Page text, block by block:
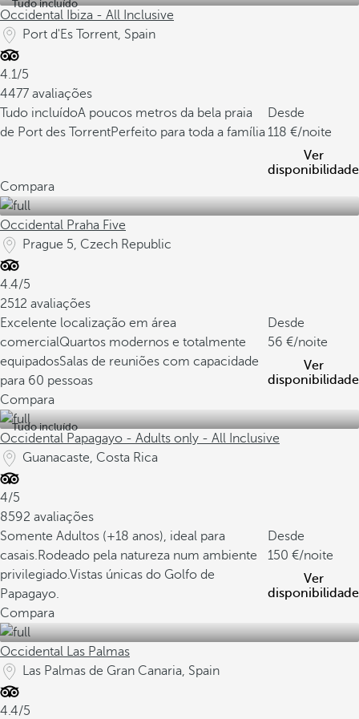
Tudo incluído
Occidental Ibiza - All Inclusive
Port d'Es Torrent, Spain
4.1/5
4477 avaliações
Tudo incluídoA poucos metros da bela praia
de Port des TorrentPerfeito para toda a família
Desde
118
/noite
Ver
disponibilidade
Compara
Occidental Praha Five
Prague 5, Czech Republic
4.4/5
2512 avaliações
Excelente localização em área
comercialQuartos modernos e totalmente
equipadosSalas de reuniões com capacidade
para 60 pessoas
Desde
56
/noite
Ver
disponibilidade
Compara
Tudo incluído
Occidental Papagayo - Adults only - All Inclusive
Guanacaste, Costa Rica
4/5
8592 avaliações
Somente Adultos (+18 anos), ideal para
casais.Rodeado pela natureza num ambiente
privilegiado.Vistas únicas do Golfo de
Papagayo.
Desde
150
/noite
Ver
disponibilidade
Compara
Occidental Las Palmas
Las Palmas de Gran Canaria, Spain
4.4/5